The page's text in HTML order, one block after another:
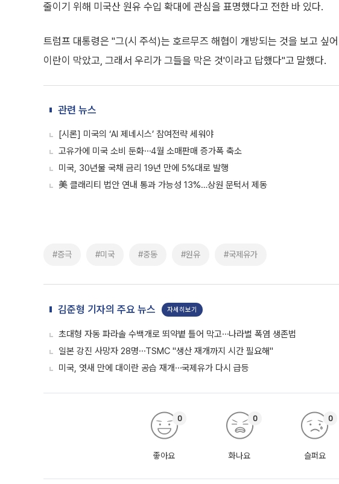
줄이기 위해 미국산 원유 수입 확대에 관심을 표명했다고 전한 바 있다.
트럼프 대통령은 "그(시 주석)는 호르무즈 해협이 개방되는 것을 보고 싶
이란이 막았고, 그래서 우리가 그들을 막은 것'이라고 답했다"고 말했다.
관련 뉴스
[시론] 미국의 ‘AI 제네시스’ 참여전략 세워야
고유가에 미국 소비 둔화⋯4월 소매판매 증가폭 축소
미국, 30년물 국채 금리 19년 만에 5%대로 발행
美 클래리티 법안 연내 통과 가능성 13%…상원 문턱서 제동
#증극 #미국 #중동 #원유 #국제유가
김준형 기자의 주요 뉴스 자세히보기
초대형 자동 파라솔 수백개로 뙤약볕 틀어 막고⋯나라별 폭염 생존법
일본 강진 사망자 28명⋯TSMC "생산 재개까지 시간 필요해"
미국, 엿새 만에 대이란 공습 재개⋯국제유가 다시 급등
좋아요
0
화나요
0
슬퍼요
0